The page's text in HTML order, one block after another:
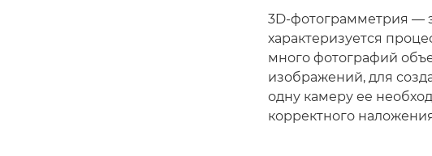
3D-фотограмметрия —
характеризуется
много фотографий
изображений, для
одну камеру ее
корректного